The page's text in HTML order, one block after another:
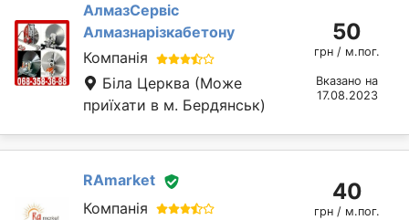
АлмазСервіс
Алмазнарізкабетону
Компанія
Біла Церква (Може
приїхати в м. Бердянськ)
50
грн / м.пог.
Вказано на
17.08.2023
RAmarket
Компанія
40
грн / м.пог.